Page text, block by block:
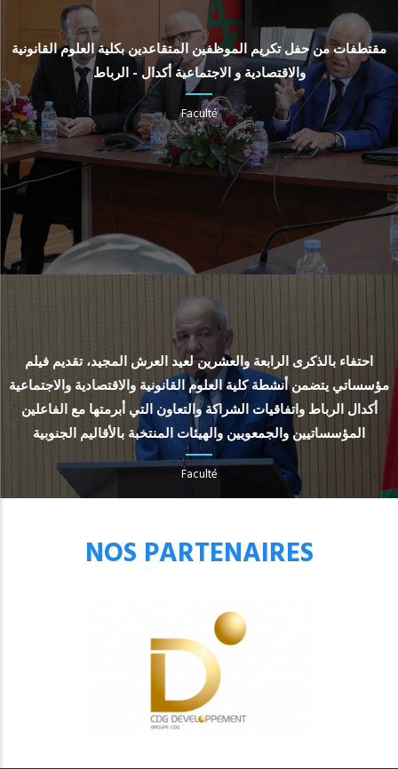
مقتطفات من حفل تكريم الموظفين المتقاعدين بكلية العلوم القانونية
والاقتصادية و الاجتماعية أكدال - الرباط
Faculté
احتفاء بالذكرى الرابعة والعشرين لعيد العرش المجيد، تقديم فيلم
مؤسساتي يتضمن أنشطة كلية العلوم القانونية والاقتصادية والاجتماعية
أكدال الرباط واتفاقيات الشراكة والتعاون التي أبرمتها مع الفاعلين
المؤسساتيين والجمعويين والهيئات المنتخبة بالأقاليم الجنوبية
Faculté
NOS PARTENAIRES